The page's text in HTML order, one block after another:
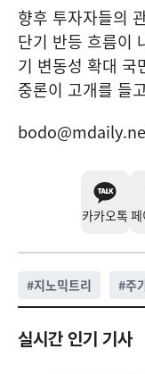
향후 투자자들의
단기 반등 흐름이
기 변동성 확대 국
중론이 고개를 들
카카오톡
#지노믹트리 #주
실시간 인기 기사